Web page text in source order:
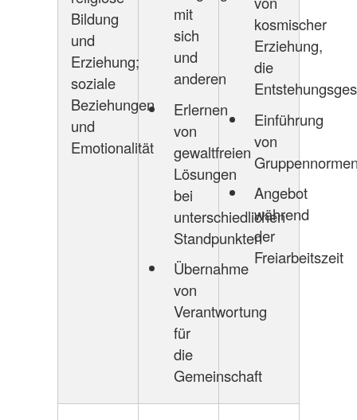
Bildung
und
Erziehung;
soziale
Beziehungen
und
Emotionalität
mit
sich
und
anderen
Erlernen
von
gewaltfreien
Lösungen
bei
unterschiedlichen
Standpunkten
Übernahme
von
Verantwortung
für
die
Gemeinschaft
kosmischer
Erziehung,
die
Einführung
von
Angebot
während
der
Freiarbeitszeit